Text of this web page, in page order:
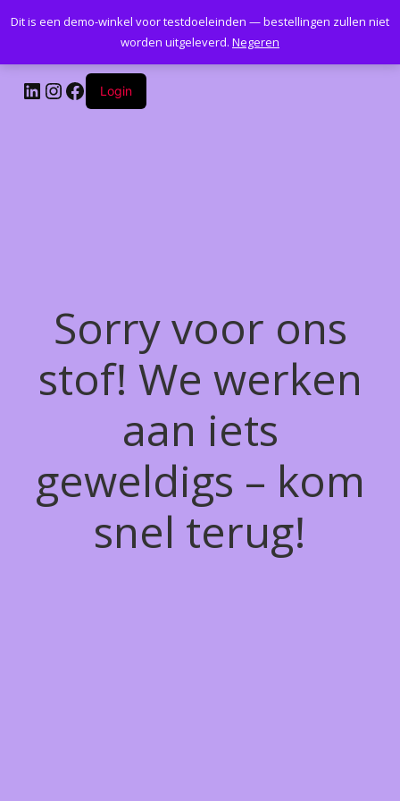
Kantoormeubelenplus.com
LinkedIn
Instagram
Facebook
Login
Sorry voor ons
stof! We werken
aan iets
geweldigs – kom
snel terug!
Dit is een demo-winkel voor testdoeleinden — bestellingen zullen niet
worden uitgeleverd. Negeren